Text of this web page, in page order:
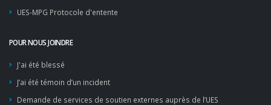
UES-MPG Protocole d'entente
POUR NOUS JOINDRE
J'ai été blessé
J’ai été témoin d’un incident
Demande de services de soutien externes auprès de l’UES